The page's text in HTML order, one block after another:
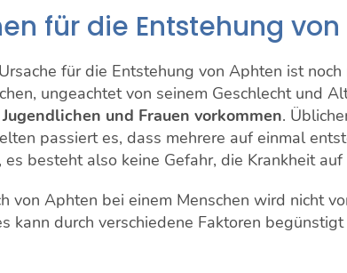
für die Entstehung
für die Entstehung von Aphten ist
ungeachtet von seinem Geschlecht und
und Frauen vorkommen.
passiert es, dass mehrere auf einmal
, es besteht also keine Gefahr, die Krankheit
von Aphten bei einem Menschen wird nicht
kann durch verschiedene Faktoren